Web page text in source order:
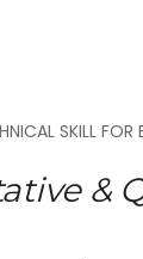
SKILL FOR
&